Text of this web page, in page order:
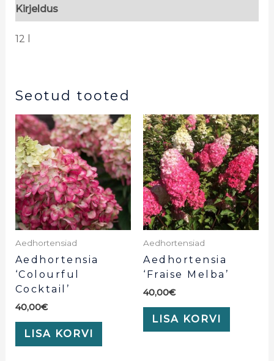
Kirjeldus
12 l
Seotud tooted
Aedhortensiad
Aedhortensia
‘Colourful
Cocktail’
40,00€
LISA KORVI
Aedhortensiad
Aedhortensia
‘Fraise Melba’
40,00€
LISA KORVI